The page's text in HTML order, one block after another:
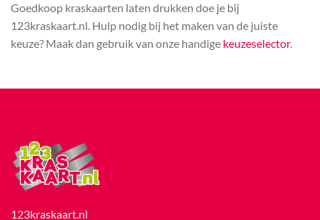
Goedkoop kraskaarten laten drukken doe je bij
123kraskaart.nl. Hulp nodig bij het maken van de juiste
keuze? Maak dan gebruik van onze handige keuzeselector.
123kraskaart.nl